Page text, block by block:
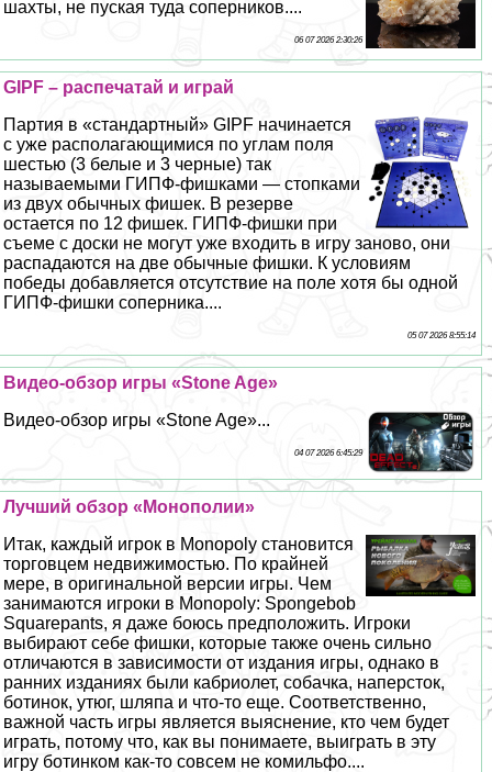
шахты, не пуская туда соперников....
06 07 2026 2:30:26
GIPF – распечатай и играй
Партия в «стандартный» GIPF начинается
с уже располагающимися по углам поля
шестью (3 белые и 3 черные) так
называемыми ГИПФ-фишками — стопками
из двух обычных фишек. В резерве
остается по 12 фишек. ГИПФ-фишки при
съеме с доски не могут уже входить в игру заново, они
распадаются на две обычные фишки. К условиям
победы добавляется отсутствие на поле хотя бы одной
ГИПФ-фишки соперника....
05 07 2026 8:55:14
Видео-обзор игры «Stone Age»
Видео-обзор игры «Stone Age»...
04 07 2026 6:45:29
Лучший обзор «Монополии»
Итак, каждый игрок в Monopoly становится
торговцем недвижимостью. По крайней
мере, в оригинальной версии игры. Чем
занимаются игроки в Monopoly: Spongebob
Squarepants, я даже боюсь предположить. Игроки
выбирают себе фишки, которые также очень сильно
отличаются в зависимости от издания игры, однако в
ранних изданиях были кабриолет, собачка, наперсток,
ботинок, утюг, шляпа и что-то еще. Соответственно,
важной часть игры является выяснение, кто чем будет
играть, потому что, как вы понимаете, выиграть в эту
игру ботинком как-то совсем не комильфо....